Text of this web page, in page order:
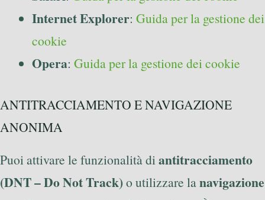
Internet Explorer: Guida per la gestione dei
cookie
Opera: Guida per la gestione dei cookie
ANTITRACCIAMENTO E NAVIGAZIONE
ANONIMA
Puoi attivare le funzionalità di antitracciamento
(DNT – Do Not Track)o utilizzare lanavigazione